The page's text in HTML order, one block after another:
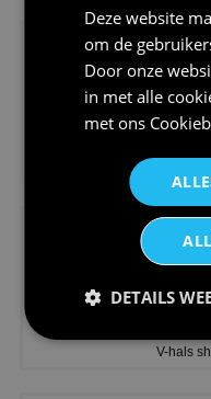
V-hals
Deze website
om de
Door onze
in met alle
met ons
DETAILS